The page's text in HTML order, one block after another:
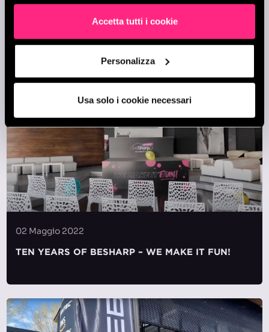
Accetta tutti i cookie
Personalizza
Usa solo i cookie necessari
BESHARP – WE MAKE IT RUN.
02 Maggio 2022
TEN YEARS OF BESHARP – WE MAKE IT FUN!